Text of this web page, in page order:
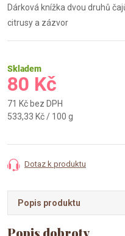
Dárková knížka dvou druhů
citrusy a zázvor
Skladem
80 Kč
71 Kč bez DPH
Měrná
533,33 Kč / 100 g
Dotaz k produktu
Popis produktu